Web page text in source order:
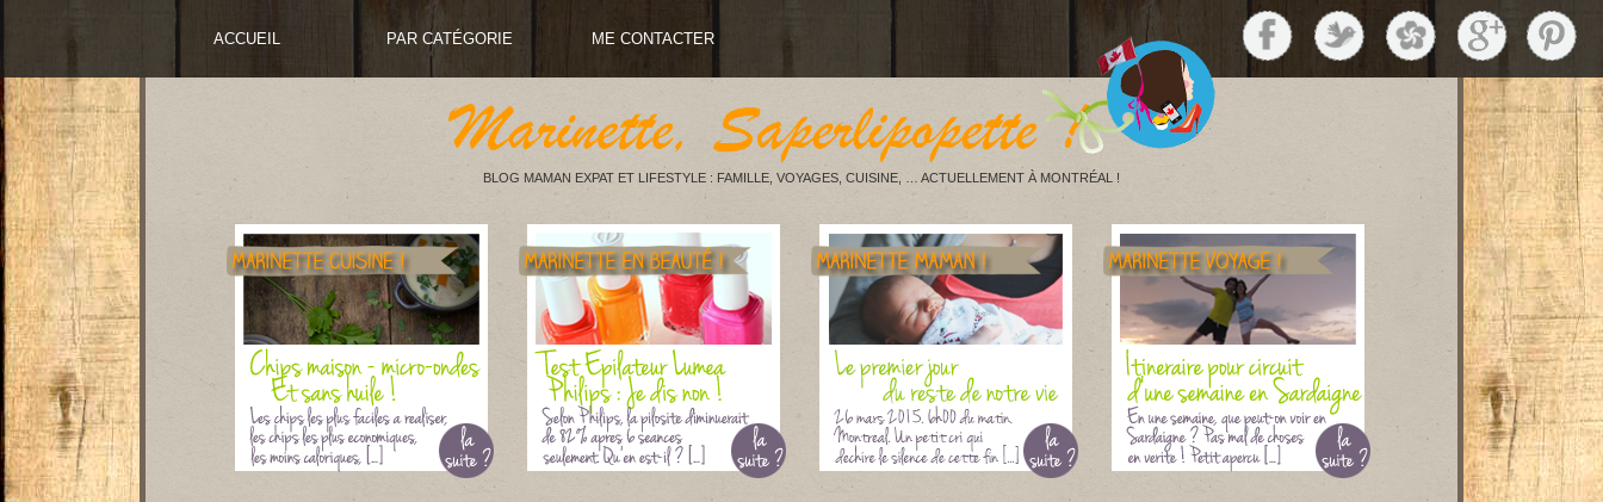
ACCUEIL PAR CATÉGORIE ME CONTACTER
BLOG MAMAN EXPAT ET LIFESTYLE : FAMILLE, VOYAGES, CUISINE, … ACTUELLEMENT À MONTRÉAL !